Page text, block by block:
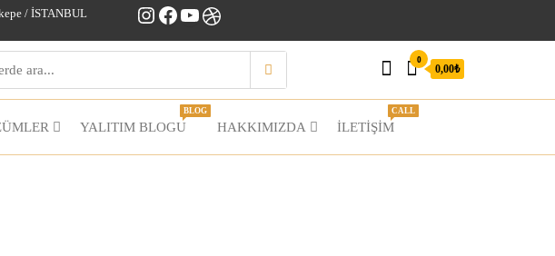
/ İSTANBUL Instagram
Facebook
YouTube
Dribbble
0
0,00₺
YALITIM BLOGU
BLOG
HAKKIMIZDA İLETIŞIM
CALL